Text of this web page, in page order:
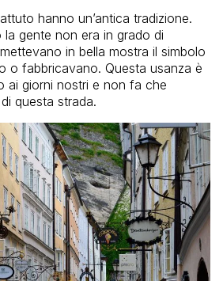
hanno un’antica tradizione.
gente non era in grado di
in bella mostra il simbolo
o fabbricavano. Questa usanza è
ai giorni nostri e non fa che
questa strada.